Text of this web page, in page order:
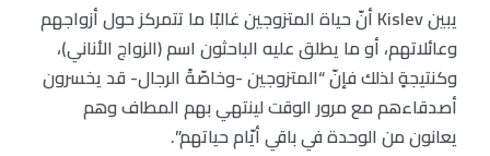
يبين Kislev أنّ حياة المتزوجين غالبًا ما تتمركز حول أزواجهم
وعائلاتهم، أو ما يطلق عليه الباحثون اسم (الزواج الأناني)،
وكنتيجةٍ لذلك فإنّ “المتزوجين -وخاصّةً الرجال- قد يخسرون
أصدقاءهم مع مرور الوقت لينتهي بهم المطاف وهم
يعانون من الوحدة في باقي أيّام حياتهم”.